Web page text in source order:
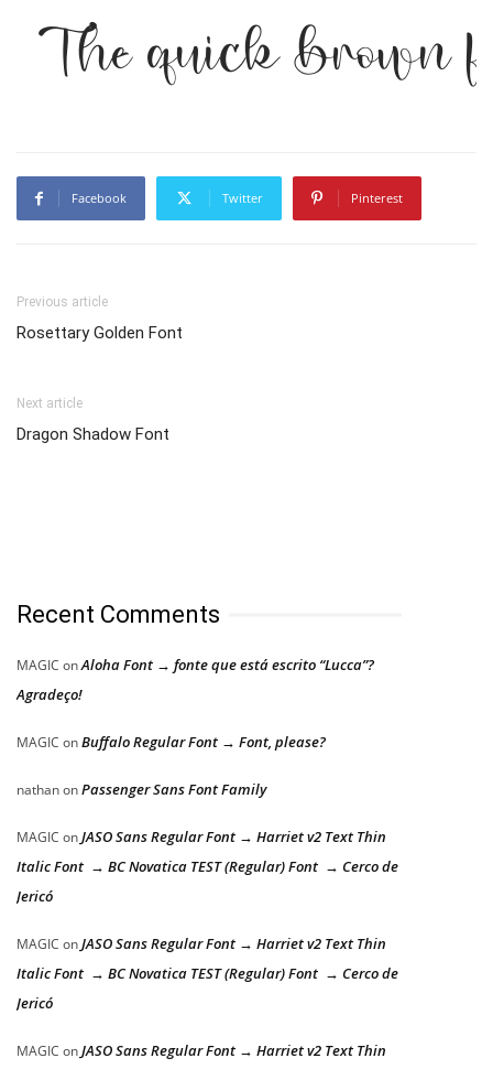
The quick brown
Facebook Twitter Pinterest
Previous article
Rosettary Golden Font
Next article
Dragon Shadow Font
Recent Comments
MAGIC onAloha Font → fonte que está escrito “Lucca”?
Agradeço!
MAGIC onBuffalo Regular Font → Font, please?
nathanonPassenger Sans Font Family
MAGIC onJASO Sans Regular Font → Harriet v2 Text Thin
Italic Font → BC Novatica TEST (Regular) Font → Cerco de
Jericó
MAGIC onJASO Sans Regular Font → Harriet v2 Text Thin
Italic Font → BC Novatica TEST (Regular) Font → Cerco de
Jericó
MAGIC onJASO Sans Regular Font → Harriet v2 Text Thin